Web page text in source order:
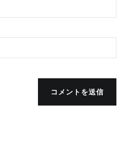
コメントを送信